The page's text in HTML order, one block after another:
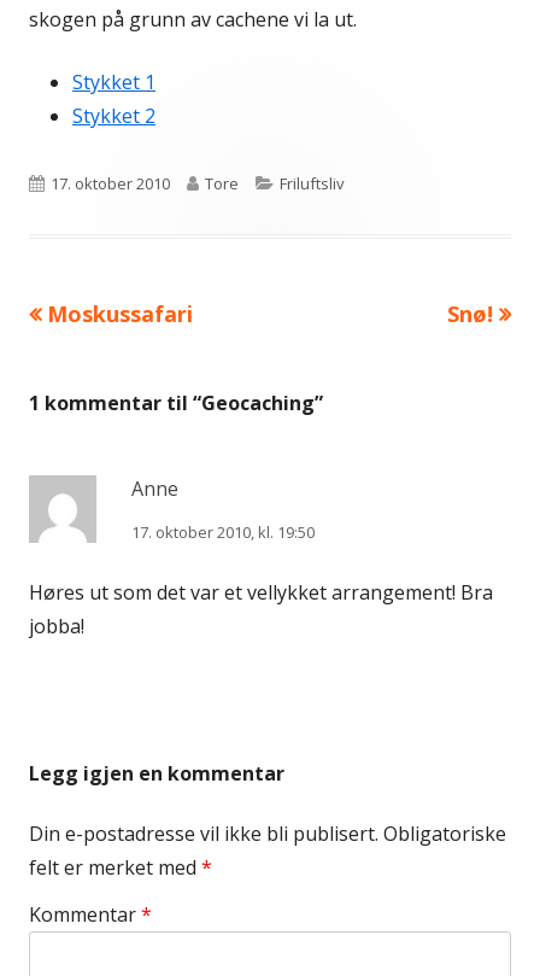
skogen på grunn av cachene vi la ut.
Stykket 1
Stykket 2
Publisert
17. oktober 2010 Forfatter
Tore Kategorier
Friluftsliv
Innleggsnavigasjon
Forrige
Moskussafari
Neste
Snø!
1 kommentar til “Geocaching”
Anne
17. oktober 2010, kl. 19:50
Høres ut som det var et vellykket arrangement! Bra
jobba!
Legg igjen en kommentar
Din e-postadresse vil ikke bli publisert. Obligatoriske
felt er merket med *
Kommentar*